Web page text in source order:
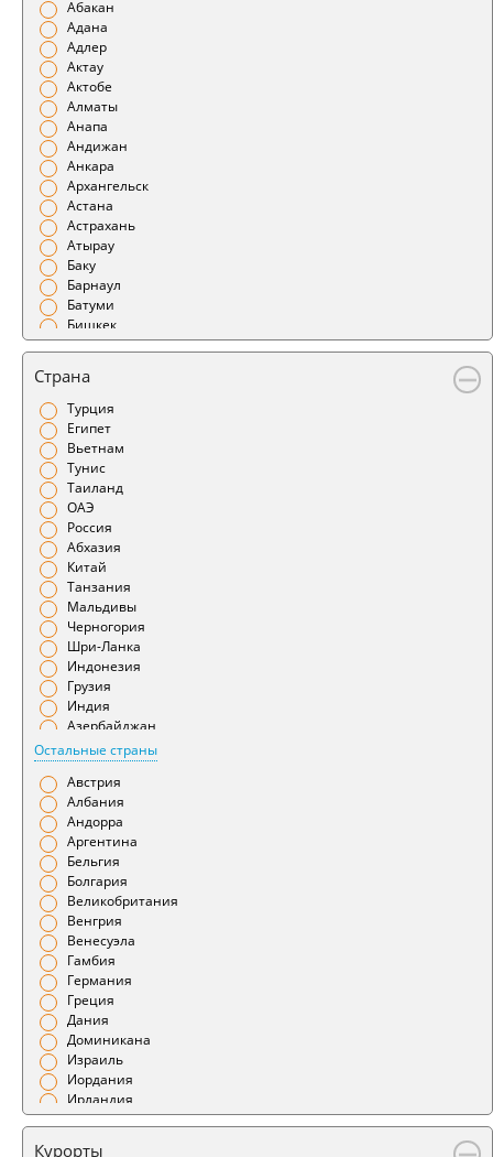
Абакан
Адана
Адлер
Актау
Актобе
Алматы
Анапа
Андижан
Анкара
Архангельск
Астана
Астрахань
Атырау
Баку
Барнаул
Батуми
Бишкек
Благовещенск
Братск
Брест
Бугульма
Бухара
Варшава
Великий Устюг
Витебск
Владивосток
Владикавказ
Владимир
Воронеж
Геленджик
Гомель
Горно-Алтайск
Грозный
Гянджа
Даламан
Душанбе
Иваново
Ижевск
Измир
Иркутск
Йошкар-Ола
Калининград
Калуга
Камчатка
Караганда
Кемерово
Киров
Краснодар
Красноярск
Курган
Курск
Кутаиси
Кызыл
Ленкорань
Магадан
Страна
Турция
Египет
Вьетнам
Тунис
Таиланд
ОАЭ
Россия
Абхазия
Китай
Танзания
Мальдивы
Черногория
Шри-Ланка
Индонезия
Грузия
Индия
Азербайджан
Бахрейн
Беларусь
Армения
Остальные страны
Австрия
Албания
Андорра
Аргентина
Бельгия
Болгария
Великобритания
Венгрия
Венесуэла
Гамбия
Германия
Греция
Дания
Доминикана
Израиль
Иордания
Ирландия
Испания
Курорты